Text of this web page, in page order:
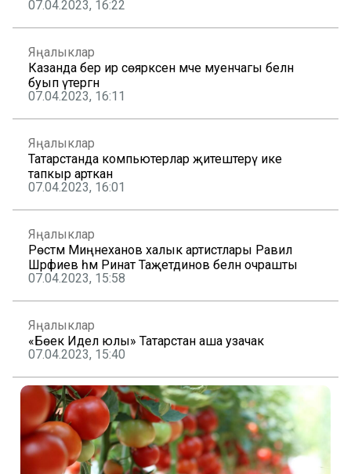
07.04.2023, 16:22
Яңалыклар
Казанда бер ир сөяркәсен мәче муенчагы белән
буып үтергән
07.04.2023, 16:11
Яңалыклар
Татарстанда компьютерлар җитештерү ике
тапкыр арткан
07.04.2023, 16:01
Яңалыклар
Рөстәм Миңнеханов халык артистлары Равил
Шәрәфиев һәм Ринат Таҗетдинов белән очрашты
07.04.2023, 15:58
Яңалыклар
«Бөек Идел юлы» Татарстан аша узачак
07.04.2023, 15:40